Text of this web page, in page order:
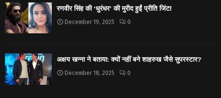
रणवीर सिंह की ‘धुरंधर’ की मुरीद हुईं प्रीति जिंटा
December 19, 2025 0
अक्षय खन्ना ने बताया: क्यों नहीं बने शाहरुख जैसे सुपरस्टार?
December 18, 2025 0